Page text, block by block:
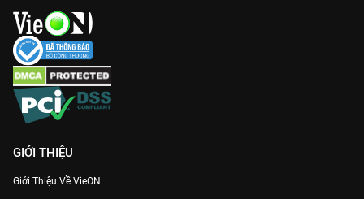
GIỚI THIỆU
Giới Thiệu Về VieON